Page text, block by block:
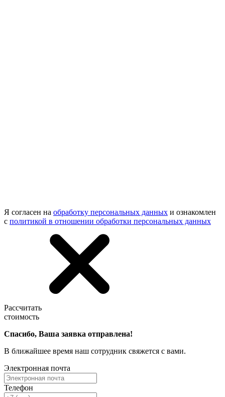
Я согласен на обработку персональных данных и ознакомлен
с политикой в отношении обработки персональных данных
Рассчитать
стоимость
Спасибо, Ваша заявка отправлена!
В ближайшее время наш сотрудник свяжется с вами.
Электронная почта
Телефон